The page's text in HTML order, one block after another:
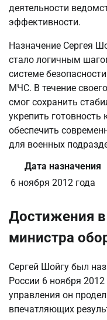
деятельности
эффективности.
Назначение Сергея
стало логичным
системе
МЧС. В течение
смог сохранить
укрепить
обеспечить
для военных
Дата назначения
6 ноября 2012 года
Достижения
министра
Сергей Шойгу был
России 6 ноября
управления он
впечатляющих